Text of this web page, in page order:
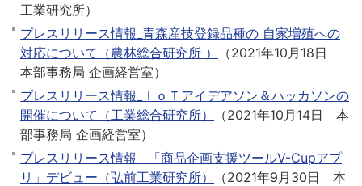
工業研究所）
プレスリリース情報_青森産技登録品種の 自家増殖への
対応について（農林総合研究所 ）
（2021年10月18日
本部事務局 企画経営室）
プレスリリース情報_ＩｏＴアイデアソン＆ハッカソンの
開催について（工業総合研究所）
（2021年10月14日
本
部事務局 企画経営室）
プレスリリース情報__「商品企画支援ツールV-Cupアプ
リ」デビュー（弘前工業研究所）
（2021年9月30日
本